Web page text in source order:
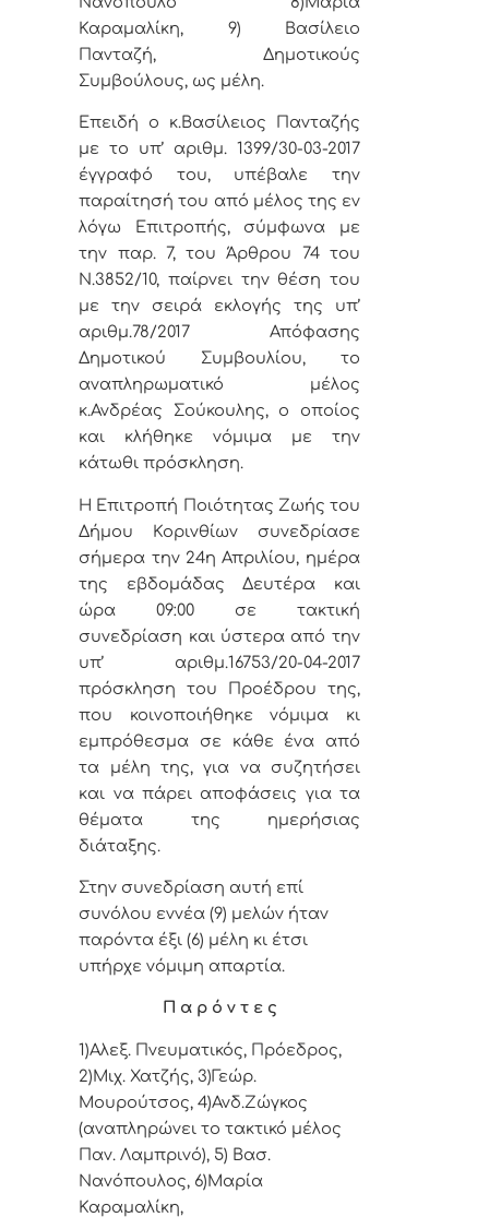
Καραμαλίκη, 9) Βασίλειο
Πανταζή, Δημοτικούς
Συμβούλους, ως μέλη.
Επειδή ο κ.Βασίλειος Πανταζής
με το υπ’ αριθμ. 1399/30-03-2017
έγγραφό του, υπέβαλε την
παραίτησή του από μέλος της εν
λόγω Επιτροπής, σύμφωνα με
την παρ. 7, του Άρθρου 74 του
Ν.3852/10, παίρνει την θέση του
με την σειρά εκλογής της υπ’
αριθμ.78/2017 Απόφασης
Δημοτικού Συμβουλίου, το
αναπληρωματικό μέλος
κ.Ανδρέας Σούκουλης, ο οποίος
και κλήθηκε νόμιμα με την
κάτωθι πρόσκληση.
Η Επιτροπή Ποιότητας Ζωής του
Δήμου Κορινθίων συνεδρίασε
σήμερα την 24η Απριλίου, ημέρα
της εβδομάδας Δευτέρα και
ώρα 09:00 σε τακτική
συνεδρίαση και ύστερα από την
υπ’ αριθμ.16753/20-04-2017
πρόσκληση του Προέδρου της,
που κοινοποιήθηκε νόμιμα κι
εμπρόθεσμα σε κάθε ένα από
τα μέλη της, για να συζητήσει
και να πάρει αποφάσεις για τα
θέματα της ημερήσιας
διάταξης.
Στην συνεδρίαση αυτή επί
συνόλου εννέα (9) μελών ήταν
παρόντα έξι (6) μέλη κι έτσι
υπήρχε νόμιμη απαρτία.
Π α ρ ό ν τ ε ς
1)Αλεξ. Πνευματικός, Πρόεδρος,
2)Μιχ. Χατζής, 3)Γεώρ.
Μουρούτσος, 4)Ανδ.Ζώγκος
(αναπληρώνει το τακτικό μέλος
Παν. Λαμπρινό), 5) Βασ.
Νανόπουλος, 6)Μαρία
Καραμαλίκη,